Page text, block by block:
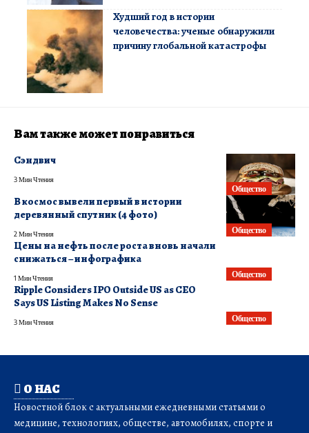
Худший год в истории
человечества: ученые обнаружили
причину глобальной катастрофы
Вам также может понравиться
Общество
Сэндвич
3 Мин Чтения
Общество
В космос вывели первый в истории
деревянный спутник (4 фото)
2 Мин Чтения
Общество
Цены на нефть после роста вновь начали
снижаться – инфографика
1 Мин Чтения
Общество
Ripple Considers IPO Outside US as CEO
Says US Listing Makes No Sense
3 Мин Чтения
О НАС
Новостной блок с актуальными ежедневными статьями о
медицине, технологиях, обществе, автомобилях, спорте и